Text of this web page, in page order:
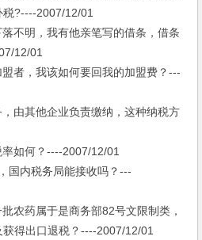
?----2007/12/01
明，我有他亲笔写的借条，借条
12/01
，我该如何要回我的加盟费？---
其他企业负责缴纳，这种纳税方
如何？----2007/12/01
内税务局能接收吗？---
药属于是商务部82号文限制类，
得出口退税？----2007/12/01